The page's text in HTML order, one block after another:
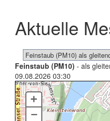
Aktuelle
Feinstaub (PM10) - als
09.08.2026 03:30
+
–